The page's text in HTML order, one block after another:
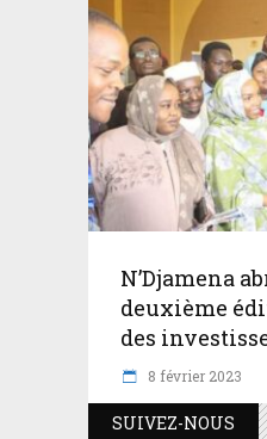
N’Djamena
deuxième
des
8 février 2023
SUIVEZ-NOUS